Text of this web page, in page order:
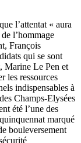
l’attentat « aura
l’hommage
François
qui se sont
Marine Le Pen et
les ressources
indispensables à
Champs-Elysées
été l’une des
marqué
bouleversement